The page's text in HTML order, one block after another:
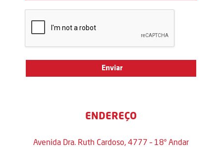
ENDEREÇO
Avenida Dra. Ruth Cardoso, 4777 – 18º Andar